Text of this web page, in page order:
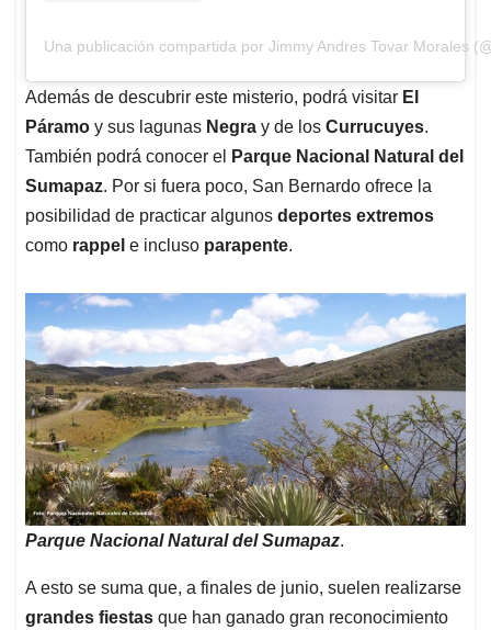
Una publicación compartida por Jimmy Andres Tovar Morales
Además de descubrir este misterio, podrá visitar El
Páramo y sus lagunas Negra y de los Currucuyes.
También podrá conocer el
Parque Nacional Natural del
Sumapaz. Por si fuera poco, San Bernardo ofrece la
posibilidad de practicar algunos deportes extremos
como rappel e incluso parapente.
Parque Nacional Natural del Sumapaz.
A esto se suma que, a finales de junio, suelen realizarse
grandes fiestas que han ganado gran reconocimiento